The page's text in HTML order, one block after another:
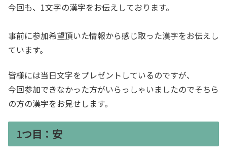
今回も、1文字の漢字をお伝えしております。
事前に参加希望頂いた情報から感じ取った漢字をお伝えし
ています。
皆様には当日文字をプレゼントしているのですが、
今回参加できなかった方がいらっしゃいましたのでそちら
の方の漢字をお見せします。
1つ目：安